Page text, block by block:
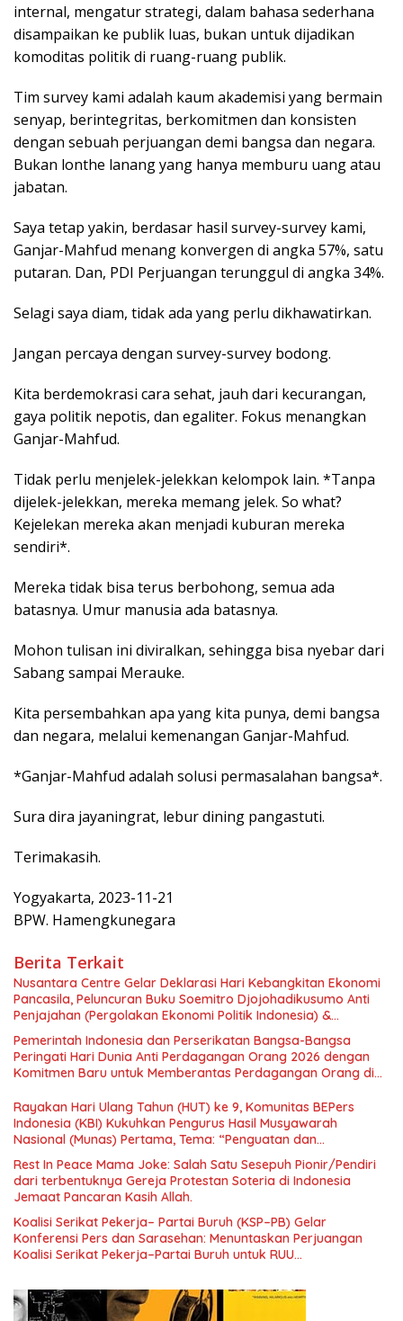
internal, mengatur strategi, dalam bahasa sederhana
disampaikan ke publik luas, bukan untuk dijadikan
komoditas politik di ruang-ruang publik.
Tim survey kami adalah kaum akademisi yang bermain
senyap, berintegritas, berkomitmen dan konsisten
dengan sebuah perjuangan demi bangsa dan negara.
Bukan lonthe lanang yang hanya memburu uang atau
jabatan.
Saya tetap yakin, berdasar hasil survey-survey kami,
Ganjar-Mahfud menang konvergen di angka 57%, satu
putaran. Dan, PDI Perjuangan terunggul di angka 34%.
Selagi saya diam, tidak ada yang perlu dikhawatirkan.
Jangan percaya dengan survey-survey bodong.
Kita berdemokrasi cara sehat, jauh dari kecurangan,
gaya politik nepotis, dan egaliter. Fokus menangkan
Ganjar-Mahfud.
Tidak perlu menjelek-jelekkan kelompok lain. *Tanpa
dijelek-jelekkan, mereka memang jelek. So what?
Kejelekan mereka akan menjadi kuburan mereka
sendiri*.
Mereka tidak bisa terus berbohong, semua ada
batasnya. Umur manusia ada batasnya.
Mohon tulisan ini diviralkan, sehingga bisa nyebar dari
Sabang sampai Merauke.
Kita persembahkan apa yang kita punya, demi bangsa
dan negara, melalui kemenangan Ganjar-Mahfud.
*Ganjar-Mahfud adalah solusi permasalahan bangsa*.
Sura dira jayaningrat, lebur dining pangastuti.
Terimakasih.
Yogyakarta, 2023-11-21
BPW. Hamengkunegara
Berita Terkait
Nusantara Centre Gelar Deklarasi Hari Kebangkitan Ekonomi
Pancasila, Peluncuran Buku Soemitro Djojohadikusumo Anti
Penjajahan (Pergolakan Ekonomi Politik Indonesia) &
Simposium Nasional “Urgensi Undang-Undang Perekonomian
Nasional dan Kesejahteraan Sosial dalam Menata Bangsa
Menuju Indonesia Emas 2045”,
Pemerintah Indonesia dan Perserikatan Bangsa-Bangsa
Peringati Hari Dunia Anti Perdagangan Orang 2026 dengan
Komitmen Baru untuk Memberantas Perdagangan Orang di
Rayakan Hari Ulang Tahun (HUT) ke 9, Komunitas BEPers
Indonesia (KBI) Kukuhkan Pengurus Hasil Musyawarah
Nasional (Munas) Pertama, Tema: “Penguatan dan
Pengembangan Organisasi KBI yang Berbasis Riset di seluruh
Indonesia dan Mancanegara”.
Rest In Peace Mama Joke: Salah Satu Sesepuh Pionir/Pendiri
dari terbentuknya Gereja Protestan Soteria di Indonesia
Jemaat Pancaran Kasih Allah.
Koalisi Serikat Pekerja– Partai Buruh (KSP–PB) Gelar
Konferensi Pers dan Sarasehan: Menuntaskan Perjuangan
Koalisi Serikat Pekerja–Partai Buruh untuk RUU